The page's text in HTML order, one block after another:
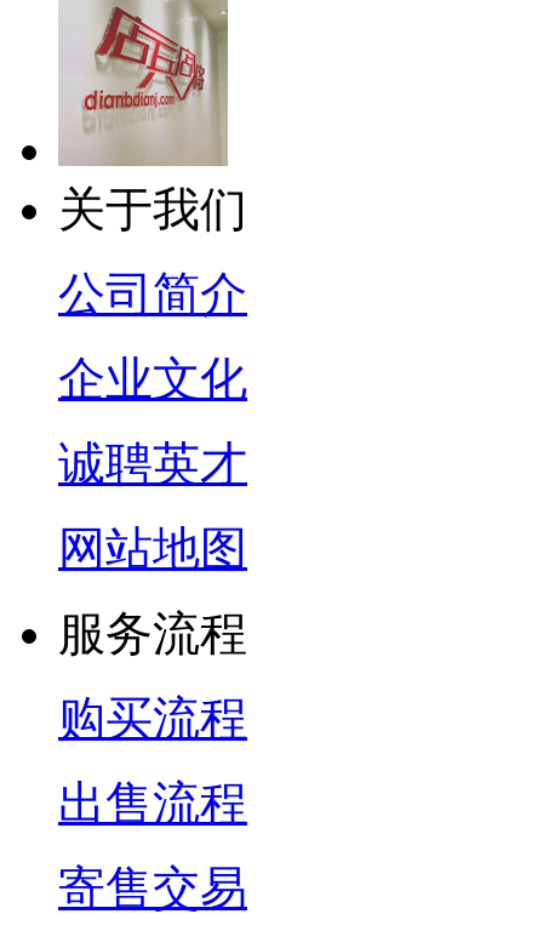
关于我们
公司简介
企业文化
诚聘英才
网站地图
服务流程
购买流程
出售流程
寄售交易